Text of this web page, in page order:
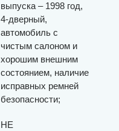
выпуска – 1998 год,
4-дверный,
автомобиль с
чистым салоном и
хорошим внешним
состоянием, наличие
исправных ремней
безопасности;
НЕ